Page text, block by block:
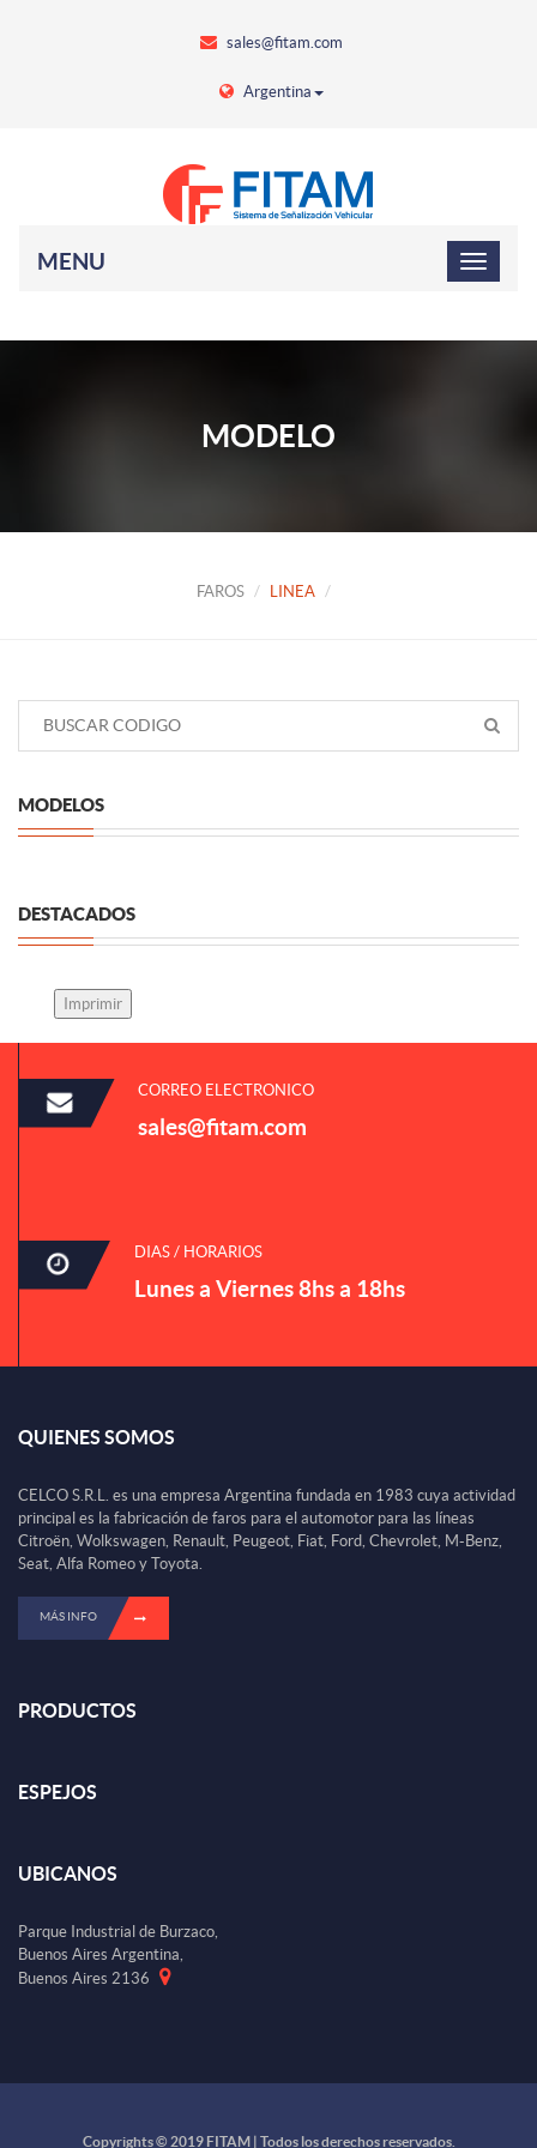
sales@fitam.com
Argentina
MENU
MODELO
FAROS LINEA
MODELOS
DESTACADOS
CORREO ELECTRONICO
sales@fitam.com
DIAS / HORARIOS
Lunes a Viernes 8hs a 18hs
QUIENES SOMOS
CELCO S.R.L. es una empresa Argentina fundada en 1983 cuya actividad
principal es la fabricación de faros para el automotor para las líneas
Citroën, Wolkswagen, Renault, Peugeot, Fiat, Ford, Chevrolet, M-Benz,
Seat, Alfa Romeo y Toyota.
MÁS INFO
PRODUCTOS
ESPEJOS
UBICANOS
Parque Industrial de Burzaco,
Buenos Aires Argentina,
Buenos Aires 2136
Copyrights © 2019 FITAM | Todos los derechos reservados.